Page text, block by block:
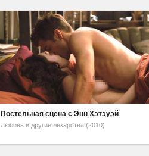
Постельная сцена с Энн Хэтэуэй
Любовь и другие лекарства (2010)